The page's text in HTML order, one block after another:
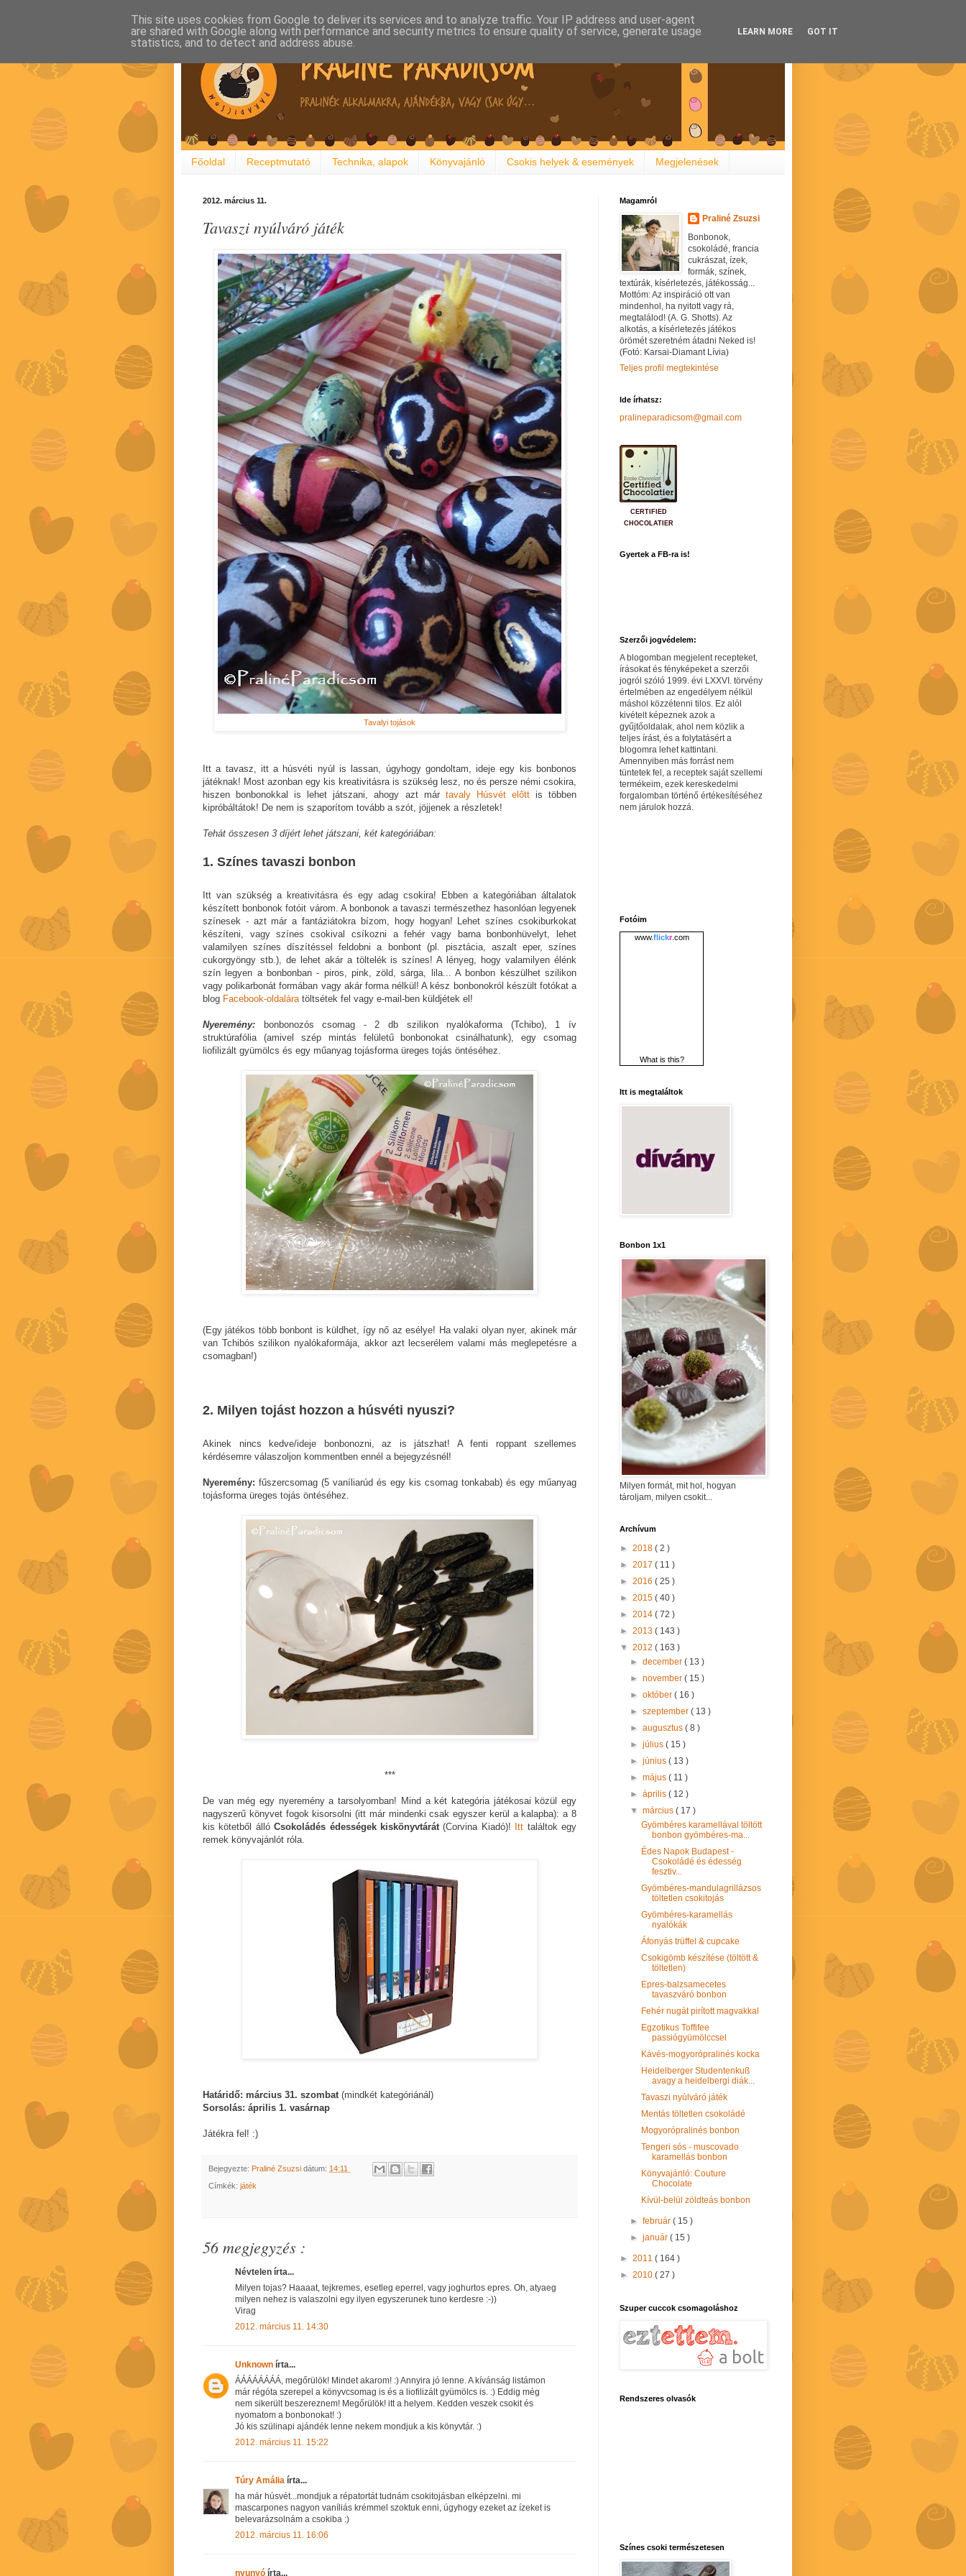
Főoldal Receptmutató Technika, alapok Könyvajánló Csokis helyek & események Megjelenések
2012. március 11.
Tavaszi nyúlváró játék
Tavalyi tojások
Itt a tavasz, itt a húsvéti nyúl is lassan, úgyhogy gondoltam, ideje egy kis bonbonos
játéknak! Most azonban egy kis kreativitásra is szükség lesz, no és persze némi csokira,
hiszen bonbonokkal is lehet játszani, ahogy azt már tavaly Húsvét előttis többen
kipróbáltátok! De nem is szaporítom tovább a szót, jöjjenek a részletek!
Tehát összesen 3 díjért lehet játszani, két kategóriában:
1. Színes tavaszi bonbon
Itt van szükség a kreativitásra és egy adag csokira! Ebben a kategóriában általatok
készített bonbonok fotóit várom. A bonbonok a tavaszi természethez hasonlóan legyenek
színesek - azt már a fantáziátokra bízom, hogy hogyan! Lehet színes csokiburkokat
készíteni, vagy színes csokival csíkozni a fehér vagy barna bonbonhüvelyt, lehet
valamilyen színes díszítéssel feldobni a bonbont (pl. pisztácia, aszalt eper, színes
cukorgyöngy stb.), de lehet akár a töltelék is színes! A lényeg, hogy valamilyen élénk
szín legyen a bonbonban - piros, pink, zöld, sárga, lila... A bonbon készülhet szilikon
vagy polikarbonát formában vagy akár forma nélkül! A kész bonbonokról készült fotókat a
blog Facebook-oldaláratöltsétek fel vagy e-mail-ben küldjétek el!
Nyeremény:
bonbonozós csomag - 2 db szilikon nyalókaforma (Tchibo), 1 ív
struktúrafólia (amivel szép mintás felületű bonbonokat csinálhatunk), egy csomag
liofilizált gyümölcs és egy műanyag tojásforma üreges tojás öntéséhez.
(Egy játékos több bonbont is küldhet, így nő az esélye! Ha valaki olyan nyer, akinek már
van Tchibós szilikon nyalókaformája, akkor azt lecserélem valami más meglepetésre a
csomagban!)
2. Milyen tojást hozzon a húsvéti nyuszi?
Akinek nincs kedve/ideje bonbonozni, az is játszhat! A fenti roppant szellemes
kérdésemre válaszoljon kommentben ennél a bejegyzésnél!
Nyeremény: fűszercsomag (5 vaníliarúd és egy kis csomag tonkabab) és egy műanyag
tojásforma üreges tojás öntéséhez.
***
De van még egy nyeremény a tarsolyomban! Mind a két kategória játékosai közül egy
nagyszerű könyvet fogok kisorsolni (itt már mindenki csak egyszer kerül a kalapba): a 8
kis kötetből állóCsokoládés édességek kiskönyvtárát(Corvina Kiadó)! Itt találtok egy
remek könyvajánlót róla.
Határidő: március 31. szombat(mindkét kategóriánál)
Sorsolás: április 1. vasárnap
Játékra fel! :)
Bejegyezte: Praliné Zsuzsi dátum: 14:11
Címkék: játék
56 megjegyzés :
Névtelen írta...
Milyen tojas? Haaaat, tejkremes, esetleg eperrel, vagy joghurtos epres. Oh, atyaeg
milyen nehez is valaszolni egy ilyen egyszerunek tuno kerdesre :-))
Virag
2012. március 11. 14:30
Unknown írta...
ÁÁÁÁÁÁÁÁ, megőrülök! Mindet akarom! :) Annyira jó lenne. A kívánság listámon
már régóta szerepel a könyvcsomag is és a liofilizált gyümölcs is. :) Eddig még
nem sikerült beszereznem! Megőrülök! itt a helyem. Kedden veszek csokit és
nyomatom a bonbonokat! :)
Jó kis szülinapi ajándék lenne nekem mondjuk a kis könyvtár. :)
2012. március 11. 15:22
Túry Amália írta...
ha már húsvét...mondjuk a répatortát tudnám csokitojásban elképzelni. mi
mascarpones nagyon vaníliás krémmel szoktuk enni, úgyhogy ezeket az ízeket is
belevarázsolnám a csokiba :)
2012. március 11. 16:06
nyunyó írta...
Magamról
Praliné Zsuzsi
Bonbonok,
csokoládé, francia
cukrászat, ízek,
formák, színek,
textúrák, kísérletezés, játékosság...
Mottóm: Az inspiráció ott van
mindenhol, ha nyitott vagy rá,
megtalálod! (A. G. Shotts). Az
alkotás, a kísérletezés játékos
örömét szeretném átadni Neked is!
(Fotó: Karsai-Diamant Lívia)
Teljes profil megtekintése
Ide írhatsz:
pralineparadicsom@gmail.com
CERTIFIED
CHOCOLATIER
Gyertek a FB-ra is!
Szerzői jogvédelem:
A blogomban megjelent recepteket,
írásokat és fényképeket a szerzői
jogról szóló 1999. évi LXXVI. törvény
értelmében az engedélyem nélkül
máshol közzétenni tilos. Ez alól
kivételt képeznek azok a
gyűjtőoldalak, ahol nem közlik a
teljes írást, és a folytatásért a
blogomra lehet kattintani.
Amennyiben más forrást nem
tüntetek fel, a receptek saját szellemi
termékeim, ezek kereskedelmi
forgalomban történő értékesítéséhez
nem járulok hozzá.
Fotóim
www.flickr.com
What is this?
Itt is megtaláltok
Bonbon 1x1
Milyen formát, mit hol, hogyan
tároljam, milyen csokit...
Archívum
► 2018 ( 2 )
► 2017 ( 11 )
► 2016 ( 25 )
► 2015 ( 40 )
► 2014 ( 72 )
► 2013 ( 143 )
▼ 2012 ( 163 )
►december( 13 )
►november( 15 )
►október( 16 )
►szeptember( 13 )
►augusztus( 8 )
►július( 15 )
►június( 13 )
►május( 11 )
►április( 12 )
▼március( 17 )
Gyömbéres karamellával töltött
bonbon gyömbéres-ma...
Édes Napok Budapest -
Csokoládé és édesség
fesztiv...
Gyömbéres-mandulagrillázsos
töltetlen csokitojás
Gyömbéres-karamellás
nyalókák
Áfonyás trüffel & cupcake
Csokigömb készítése (töltött &
töltetlen)
Epres-balzsamecetes
tavaszváró bonbon
Fehér nugát pirított magvakkal
Egzotikus Toffifee
passiógyümölccsel
Kávés-mogyorópralinés kocka
Heidelberger Studentenkuß
avagy a heidelbergi diák...
Tavaszi nyúlváró játék
Mentás töltetlen csokoládé
Mogyorópralinés bonbon
Tengeri sós - muscovado
karamellás bonbon
Könyvajánló: Couture
Chocolate
Kívül-belül zöldteás bonbon
►február( 15 )
►január( 15 )
► 2011 ( 164 )
► 2010 ( 27 )
Szuper cuccok csomagoláshoz
Rendszeres olvasók
Színes csoki természetesen
This site uses cookies from Google to deliver its services and to analyze traffic. Your IP address and user-agent
are shared with Google along with performance and security metrics to ensure quality of service, generate usage
statistics, and to detect and address abuse.
LEARN MORE GOT IT